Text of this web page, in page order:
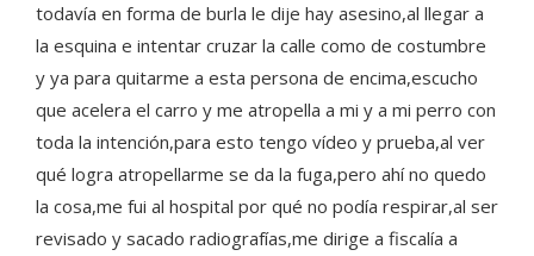
todavía en forma de burla le dije hay asesino,al llegar a
la esquina e intentar cruzar la calle como de costumbre
y ya para quitarme a esta persona de encima,escucho
que acelera el carro y me atropella a mi y a mi perro con
toda la intención,para esto tengo vídeo y prueba,al ver
qué logra atropellarme se da la fuga,pero ahí no quedo
la cosa,me fui al hospital por qué no podía respirar,al ser
revisado y sacado radiografías,me dirige a fiscalía a